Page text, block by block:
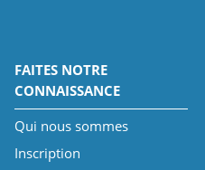
FAITES NOTRE
CONNAISSANCE
Qui nous sommes
Inscription